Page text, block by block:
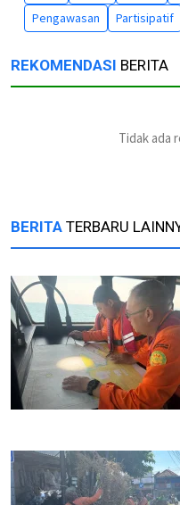
Pengawasan
Partisipatif
REKOMENDASI BERITA
Tidak ada
BERITA TERBARU